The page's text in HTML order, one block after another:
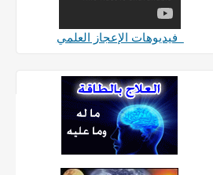
فيديوهات الإعجاز العلمي